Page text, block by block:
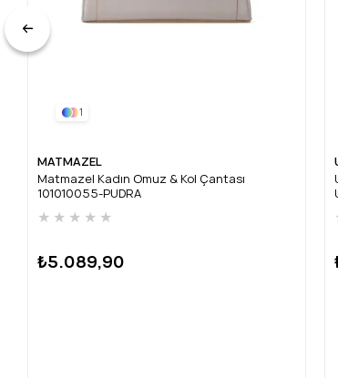
1
MATMAZEL
Matmazel Kadın Omuz & Kol Çantası
101010055-PUDRA
★ ★ ★ ★ ★
₺5.089,90